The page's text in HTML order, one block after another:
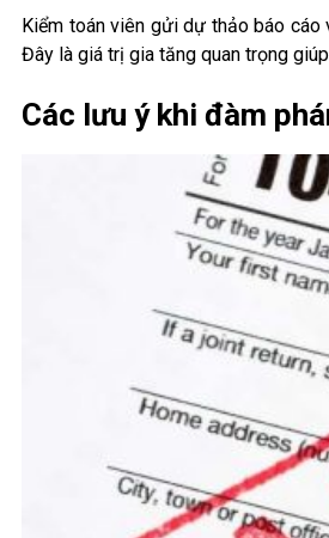
Kiểm toán viên gửi dự thảo báo cáo
Đây là giá trị gia tăng quan trọng
Các lưu ý khi đàm